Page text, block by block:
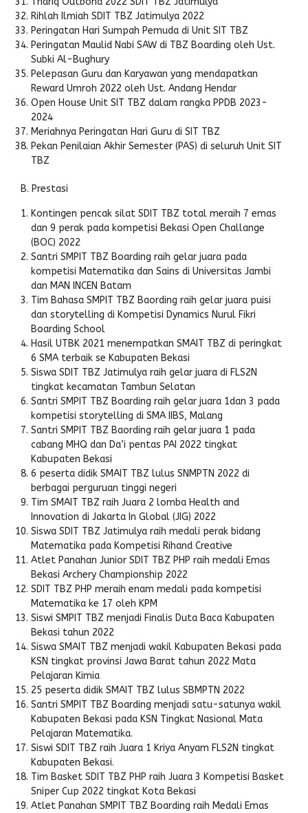
Rihlah Ilmiah SDIT TBZ Jatimulya 2022
Peringatan Hari Sumpah Pemuda di Unit SIT TBZ
Peringatan Maulid Nabi SAW di TBZ Boarding oleh Ust.
Subki Al-Bughury
Pelepasan Guru dan Karyawan yang mendapatkan
Reward Umroh 2022 oleh Ust. Andang Hendar
Open House Unit SIT TBZ dalam rangka PPDB 2023-
2024
Meriahnya Peringatan Hari Guru di SIT TBZ
Pekan Penilaian Akhir Semester (PAS) di seluruh Unit SIT
TBZ
B. Prestasi
Kontingen pencak silat SDIT TBZ total meraih 7 emas
dan 9 perak pada kompetisi Bekasi Open Challange
(BOC) 2022
Santri SMPIT TBZ Boarding raih gelar juara pada
kompetisi Matematika dan Sains di Universitas Jambi
dan MAN INCEN Batam
Tim Bahasa SMPIT TBZ Baording raih gelar juara puisi
dan storytelling di Kompetisi Dynamics Nurul Fikri
Boarding School
Hasil UTBK 2021 menempatkan SMAIT TBZ di peringkat
6 SMA terbaik se Kabupaten Bekasi
Siswa SDIT TBZ Jatimulya raih gelar juara di FLS2N
tingkat kecamatan Tambun Selatan
Santri SMPIT TBZ Boarding raih gelar juara 1dan 3 pada
kompetisi storytelling di SMA IIBS, Malang
Santri SMPIT TBZ Baording raih gelar juara 1 pada
cabang MHQ dan Da’i pentas PAI 2022 tingkat
Kabupaten Bekasi
6 peserta didik SMAIT TBZ lulus SNMPTN 2022 di
berbagai perguruan tinggi negeri
Tim SMAIT TBZ raih Juara 2 lomba Health and
Innovation di Jakarta In Global (JIG) 2022
Siswa SDIT TBZ Jatimulya raih medali perak bidang
Matematika pada Kompetisi Rihand Creative
Atlet Panahan Junior SDIT TBZ PHP raih medali Emas
Bekasi Archery Championship 2022
SDIT TBZ PHP meraih enam medali pada kompetisi
Matematika ke 17 oleh KPM
Siswi SMPIT TBZ menjadi Finalis Duta Baca Kabupaten
Bekasi tahun 2022
Siswa SMAIT TBZ menjadi wakil Kabupaten Bekasi pada
KSN tingkat provinsi Jawa Barat tahun 2022 Mata
Pelajaran Kimia
25 peserta didik SMAIT TBZ lulus SBMPTN 2022
Santri SMPIT TBZ Boarding menjadi satu-satunya wakil
Kabupaten Bekasi pada KSN Tingkat Nasional Mata
Pelajaran Matematika.
Siswi SDIT TBZ raih Juara 1 Kriya Anyam FLS2N tingkat
Kabupaten Bekasi.
Tim Basket SDIT TBZ PHP raih Juara 3 Kompetisi Basket
Sniper Cup 2022 tingkat Kota Bekasi
Atlet Panahan SMPIT TBZ Boarding raih Medali Emas